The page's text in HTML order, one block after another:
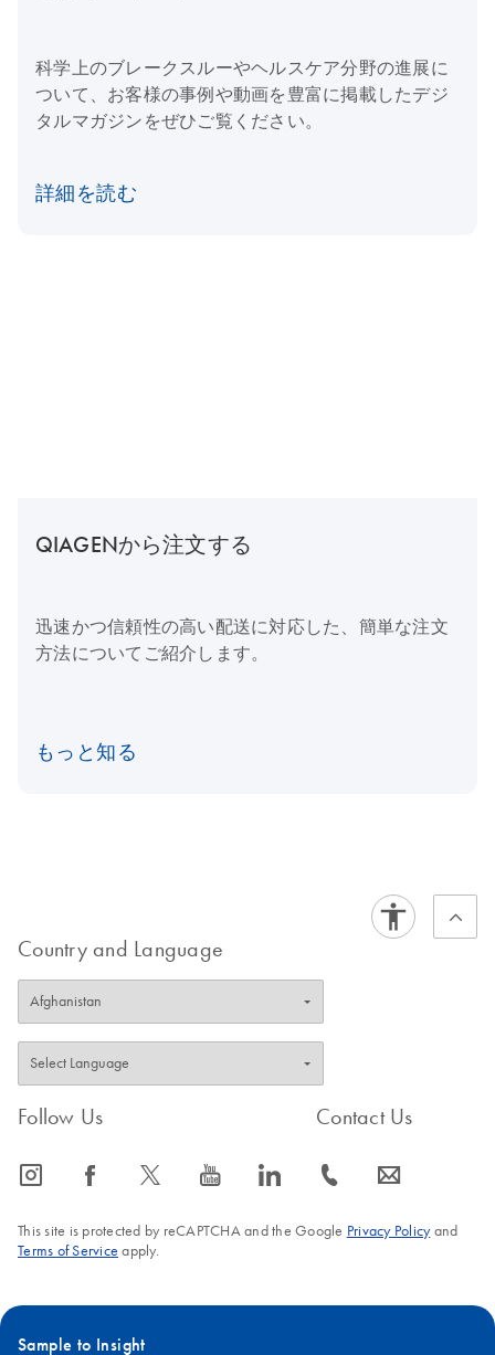
科学上のブレークスルーやヘルスケア分野の進展に
ついて、お客様の事例や動画を豊富に掲載したデジ
タルマガジンをぜひご覧ください。
詳細を読む
QIAGENから注文する
迅速かつ信頼性の高い配送に対応した、簡単な注文
方法についてご紹介します。
もっと知る
Country and Language
Follow Us
icon_0065_instagram-s icon_0064_facebook-s icon_0340_cc_gen_x-s icon_0077_youtube-s icon_0066_linkedin-s
Contact Us
icon_0072_phone-s icon_0063_envelope-s
This site is protected by reCAPTCHA and the Google Privacy Policyand
Terms of Service apply.
Sample to Insight